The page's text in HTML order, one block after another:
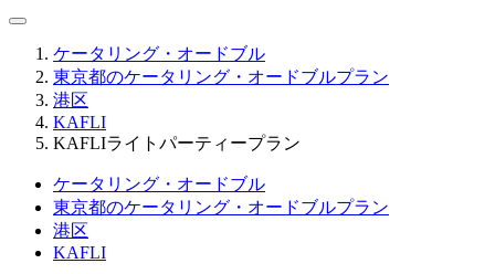
ケータリング・オードブル
東京都のケータリング・オードブルプラン
港区
KAFLI
KAFLIライトパーティープラン
ケータリング・オードブル
東京都のケータリング・オードブルプラン
港区
KAFLI